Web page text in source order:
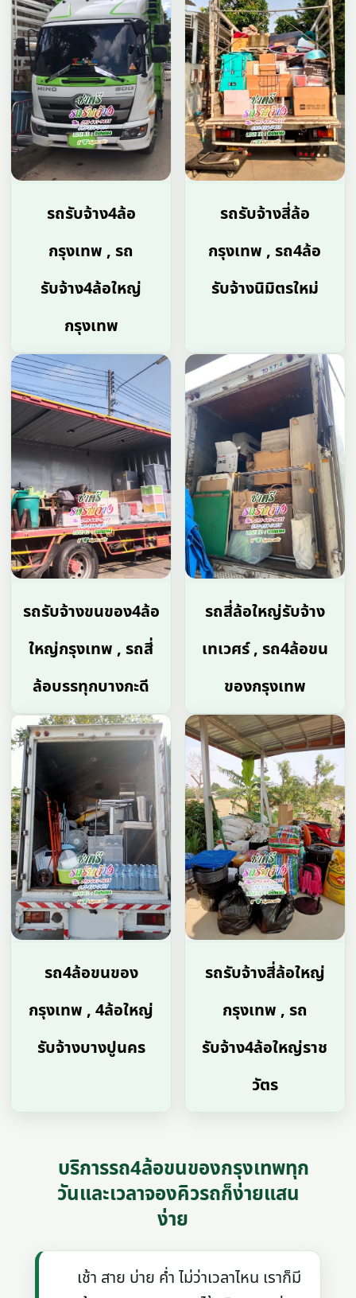
รถรับจ้าง4ล้อ
กรุงเทพ , รถ
รับจ้าง4ล้อใหญ่
กรุงเทพ
รถรับจ้างสี่ล้อ
กรุงเทพ , รถ4ล้อ
รับจ้างนิมิตรใหม่
รถรับจ้างขนของ4ล้อ
ใหญ่กรุงเทพ , รถสี่
ล้อบรรทุกบางกะดี
รถสี่ล้อใหญ่รับจ้าง
เทเวศร์ , รถ4ล้อขน
ของกรุงเทพ
รถ4ล้อขนของ
กรุงเทพ , 4ล้อใหญ่
รับจ้างบางปูนคร
รถรับจ้างสี่ล้อใหญ่
กรุงเทพ , รถ
รับจ้าง4ล้อใหญ่ราช
วัตร
บริการรถ4ล้อขนของกรุงเทพทุก
วันและเวลาจองคิวรถก็ง่ายแสน
ง่าย
เช้า สาย บ่าย ค่ำ ไม่ว่าเวลาไหน เราก็มี